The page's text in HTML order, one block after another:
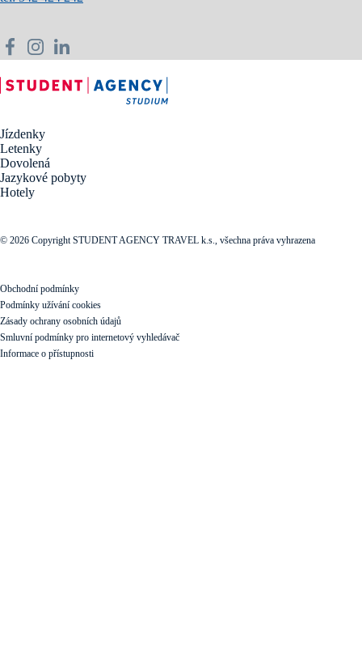
Jízdenky
Letenky
Dovolená
Jazykové pobyty
Hotely
© 2026 Copyright STUDENT AGENCY TRAVEL k.s., všechna práva vyhrazena
Obchodní podmínky
Podmínky užívání cookies
Zásady ochrany osobních údajů
Smluvní podmínky pro internetový vyhledávač
Informace o přístupnosti